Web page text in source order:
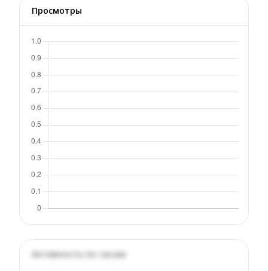
Просмотры
Активность по часам